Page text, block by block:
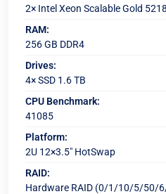
2× Intel Xeon Scalable Gold
RAM:
256 GB DDR4
Drives:
4× SSD 1.6 TB
CPU Benchmark:
41085
Platform:
2U 12×3.5" HotSwap
RAID:
Hardware RAID (0/1/10/5/50/